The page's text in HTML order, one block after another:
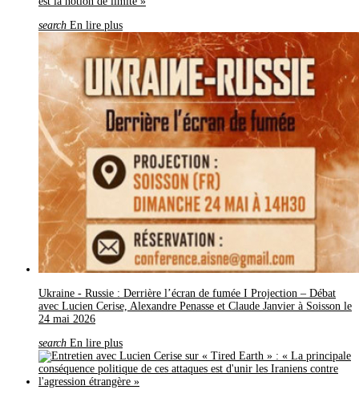
search En lire plus
Ukraine - Russie : Derrière l’écran de fumée I Projection – Débat
avec Lucien Cerise, Alexandre Penasse et Claude Janvier à Soisson le
24 mai 2026
search En lire plus